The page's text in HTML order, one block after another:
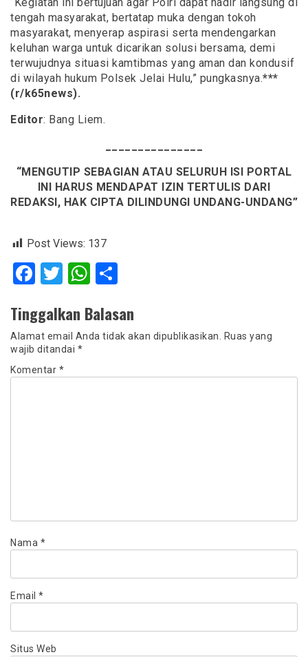
tengah masyarakat, bertatap muka dengan tokoh
masyarakat, menyerap aspirasi serta mendengarkan
keluhan warga untuk dicarikan solusi bersama, demi
terwujudnya situasi kamtibmas yang aman dan kondusif
di wilayah hukum Polsek Jelai Hulu,” pungkasnya.***
(r/k65news).
Editor: Bang Liem.
“MENGUTIP SEBAGIAN ATAU SELURUH ISI PORTAL
INI HARUS MENDAPAT IZIN TERTULIS DARI
REDAKSI, HAK CIPTA DILINDUNGI UNDANG-UNDANG”
Post Views: 137
Facebook
TwitterWhatsApp
Tinggalkan Balasan
Alamat email Anda tidak akan dipublikasikan.
Ruas yang
wajib ditandai *
Komentar *
Nama *
Email *
Situs Web